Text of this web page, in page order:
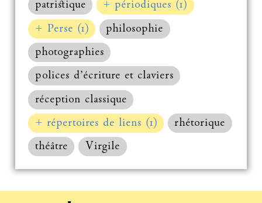
patristique
+ périodiques (1)
+ Perse (1)
philosophie
photographies
polices d’écriture et claviers
réception classique
+ répertoires de liens (1)
rhétorique
théâtre
Virgile